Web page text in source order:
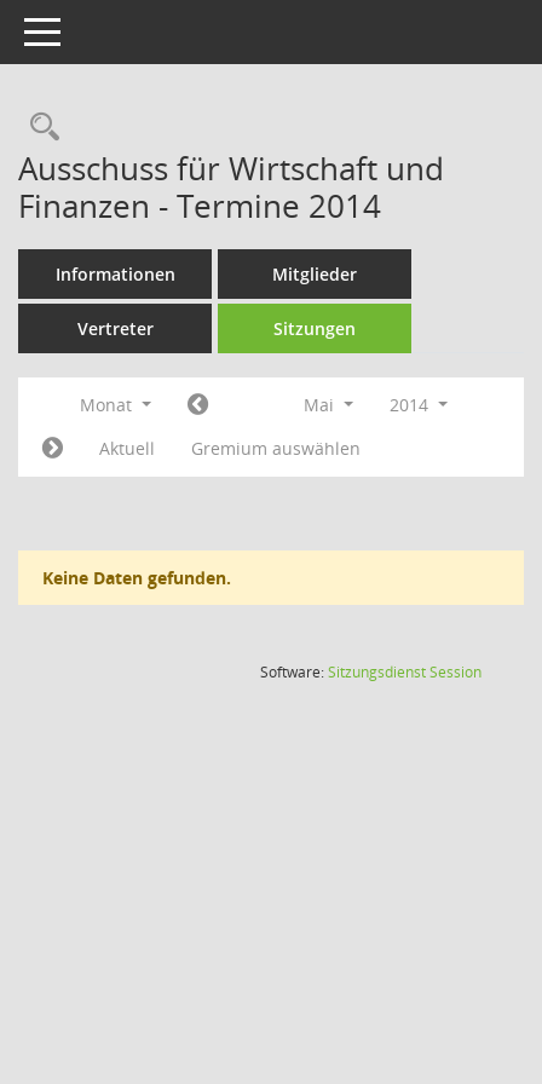
Toggle navigation
Rechercheauswahl
Ausschuss für Wirtschaft und
Finanzen - Termine 2014
Informationen Mitglieder
Vertreter Sitzungen
Monat Mai
2014
Aktuell
Gremium auswählen
Keine Daten gefunden.
Software:SitzungsdienstSession(Wird in